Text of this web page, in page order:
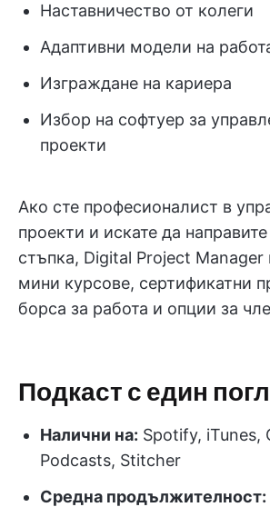
Наставничество от колеги
Адаптивни модели на
Изграждане на кариера
Избор на софтуер за
проекти
Ако сте професионалист в
проекти и искате да
стъпка, Digital Project Manager
мини курсове, сертификатни
борса за работа и опции за
Подкаст с един
Налични на: Spotify, iTunes,
Podcasts, Stitcher
Средна продължителност: